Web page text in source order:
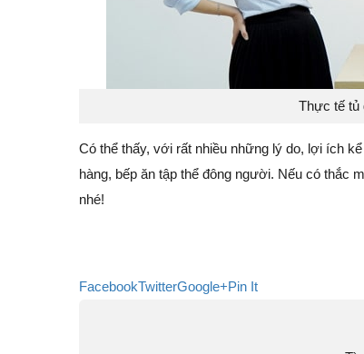
Thực tế tủ
Có thể thấy, với rất nhiều những lý do, lợi ích kể
hàng, bếp ăn tập thể đông người. Nếu có thắc
nhé!
FacebookTwitterGoogle+Pin It